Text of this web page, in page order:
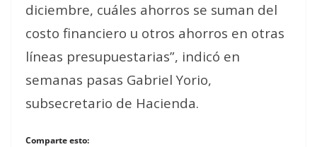
diciembre, cuáles ahorros se suman del
costo financiero u otros ahorros en otras
líneas presupuestarias”, indicó en
semanas pasas Gabriel Yorio,
subsecretario de Hacienda.
Comparte esto: